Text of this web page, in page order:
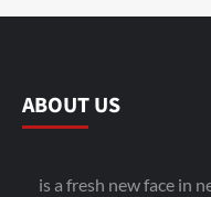
ABOUT US
is a fresh new face in